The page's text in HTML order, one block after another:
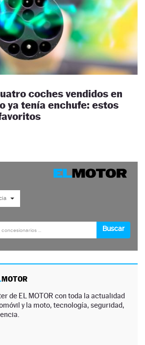
coches vendidos en
ya tenía enchufe: estos
MOTOR
de EL MOTOR con toda la actualidad
y la moto, tecnología, seguridad,